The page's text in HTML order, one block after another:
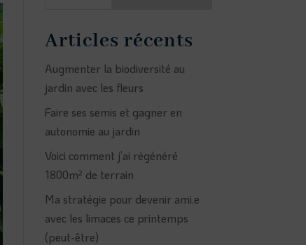
Articles récents
Augmenter la biodiversité au
jardin avec les fleurs
Faire ses semis et gagner en
autonomie au jardin
Voici comment j’ai régénéré
1800m² de terrain
Ma stratégie pour devenir ami.e
avec les limaces ce printemps
(peut-être)